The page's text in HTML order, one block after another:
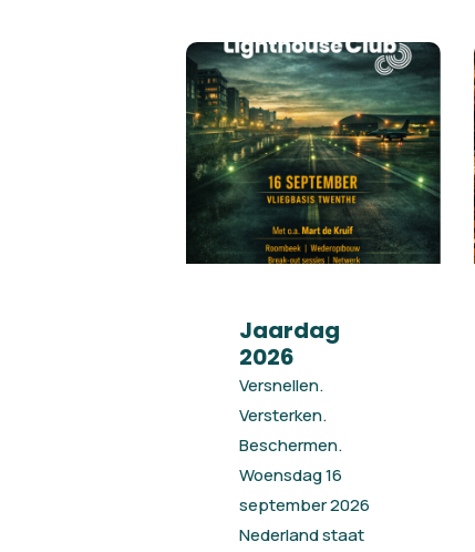
Jaardag
2026
Versnellen.
Versterken.
Beschermen.
Woensdag 16
september 2026
Nederland staat